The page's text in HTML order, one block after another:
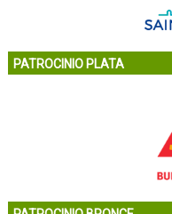
PATROCINIO PLATA